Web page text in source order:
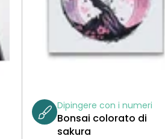
Dipingere con i numeri
Bonsai colorato di
sakura